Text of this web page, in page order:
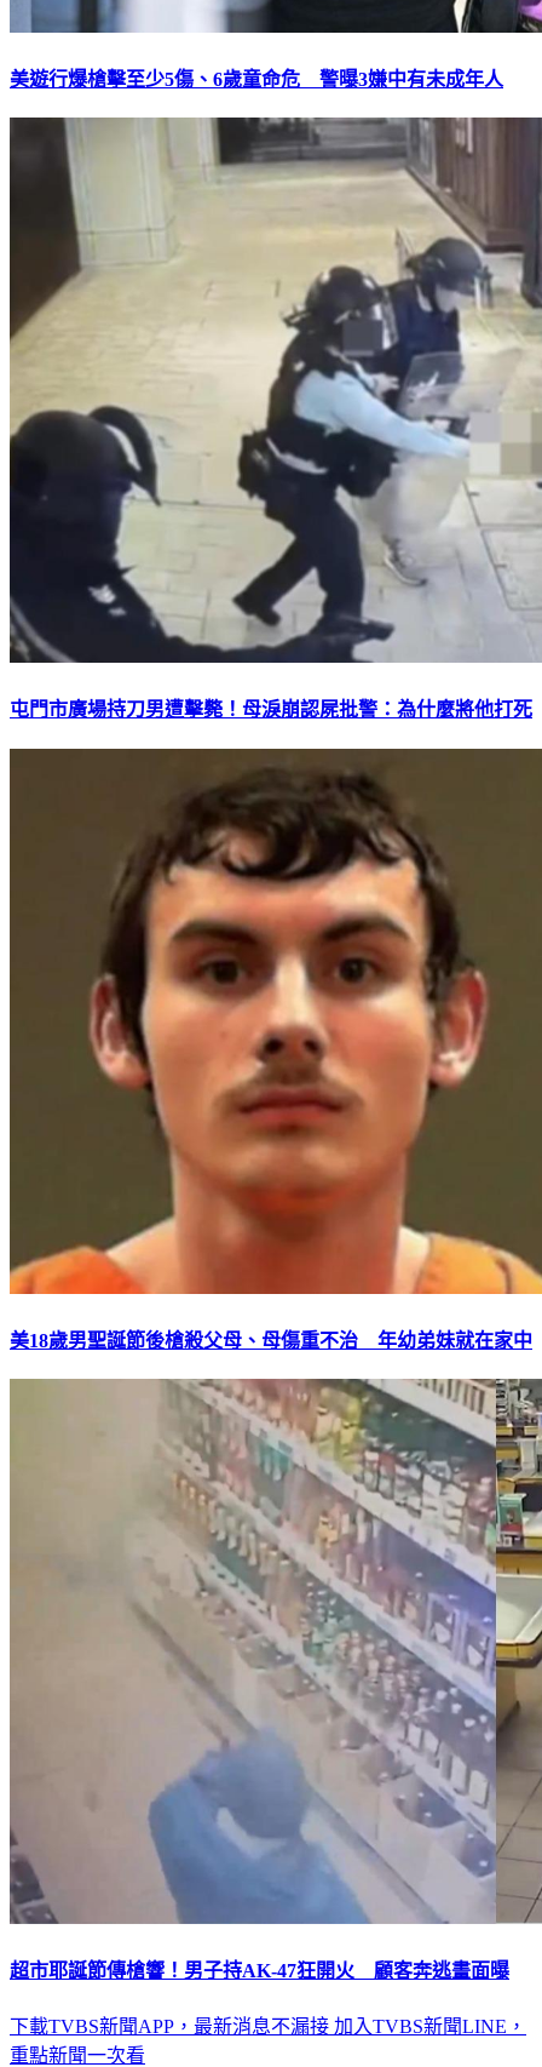
美遊行爆槍擊至少5傷、6歲童命危 警曝3嫌中有未成年人
屯門市廣場持刀男遭擊斃！母淚崩認屍批警：為什麼將他打死
美18歲男聖誕節後槍殺父母、母傷重不治 年幼弟妹就在家中
超市耶誕節傳槍響！男子持AK-47狂開火 顧客奔逃畫面曝
下載TVBS新聞APP，最新消息不漏接 加入TVBS新聞LINE，
重點新聞一次看